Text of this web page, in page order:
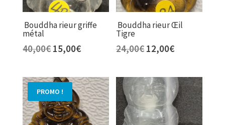
Bouddha rieur griffe
métal
40,00€ Le
initial
était :
40,00€.
15,00€Le
actuel
est :
15,00€.
Bouddha rieur Œil
Tigre
24,00€ Le
initial
était :
24,00€.
12,00€Le
actuel
est :
12,00€.
PROMO !